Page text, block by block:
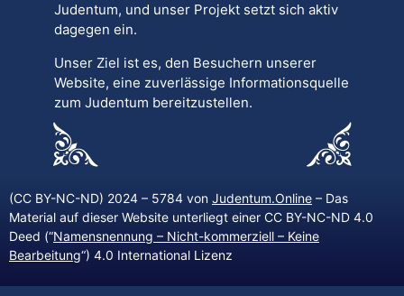
Judentum, und unser Projekt setzt sich aktiv
dagegen ein.
Unser Ziel ist es, den Besuchern unserer
Website, eine zuverlässige Informationsquelle
zum Judentum bereitzustellen.
(CC BY-NC-ND) 2024 – 5784 von Judentum.Online – Das
Material auf dieser Website unterliegt einer CC BY-NC-ND 4.0
Deed (“Namensnennung – Nicht-kommerziell – Keine
Bearbeitung“) 4.0 International Lizenz